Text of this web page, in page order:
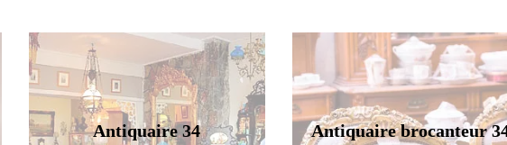
Antiquaire 34 Antiquaire brocanteur